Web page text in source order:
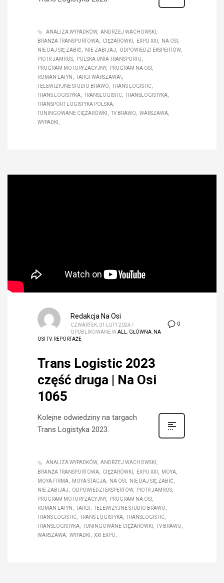
ANALIZA WYPADKÓW
ANDRZEJ WACHOWSKI
BRANŻA TRANSPORTOWA
CIĘŻARÓWKI EXPO XXI
NA OSI
NIE DAJ SIĘ ZABIĆ
NIE ZABIJAJ
ODPOWIEDZI EKSPERTÓW
PIOTR JAMROS
POLSKA UNIA TRANSPORTU
PROGRAM MOTORYZACYJNY
PROGRAM NA OSI
ROMAN LATYN
TARGI WARSZAWA\
TELEWIZYJNE STUDIO BRAWO
TRANS LOGISTIC
TRANS LOGISTYKA
TRANSLOGISTIC
TRANSLOGISTYKA
TRANSPORT LOGISTYKA POLSKA
TUNINGOWANE CIĘŻARÓWKI
TV BRAWO
WARSZAWA
WYPADKI
0
Redakcja Na Osi
CZWARTEK, 01 LUTY 2024 /
OPUBLIKOWANE WALL, GŁÓWNA, NA
OSI TV, REPORTAŻE
Trans Logistic 2023
część druga | Na Osi
1065
Kolejne odwiedziny na targach
Trans Logistyka 2023.
ANALIZA WYPADKÓW
ANDRZEJ WACHOWSKI
BRANŻA TRANSPORTOWA
CIĘŻARÓWKI EXPO XXI
MOYA
MOYA FIRMA
MOYA STACJA NA OSI
NIE DAJ SIĘ ZABIĆ
NIE ZABIJAJ
ODPOWIEDZI EKSPERTÓW
PIOTR JAMROS
PROGRAM MOTORYZACYJNY
PROGRAM NA OSI
ROMAN LATYN
TARGI
TELEWIZYJNE STUDIO BRAWO
TRANS LOGISTIC
TRANS LOGISTYKA
TRANSLOGISTIC
TRANSLOGISTYKA
TUNINGOWANE CIĘŻARÓWKI
TV BRAWO
WARSZAWA
WYPADKI XXI EXPO